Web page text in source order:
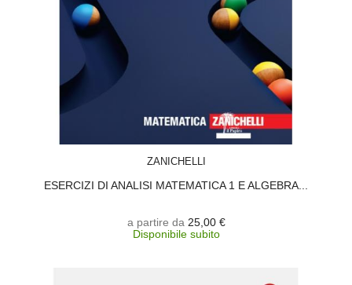
ZANICHELLI
ESERCIZI DI ANALISI MATEMATICA 1 E ALGEBRA...
a partire da 25,00 €
Disponibile subito